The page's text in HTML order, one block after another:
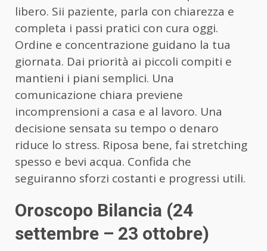
libero. Sii paziente, parla con chiarezza e
completa i passi pratici con cura oggi.
Ordine e concentrazione guidano la tua
giornata. Dai priorità ai piccoli compiti e
mantieni i piani semplici. Una
comunicazione chiara previene
incomprensioni a casa e al lavoro. Una
decisione sensata su tempo o denaro
riduce lo stress. Riposa bene, fai stretching
spesso e bevi acqua. Confida che
seguiranno sforzi costanti e progressi utili.
Oroscopo Bilancia (24
settembre – 23 ottobre)